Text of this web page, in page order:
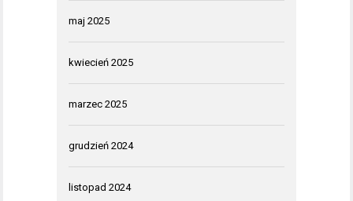
maj 2025
kwiecień 2025
marzec 2025
grudzień 2024
listopad 2024